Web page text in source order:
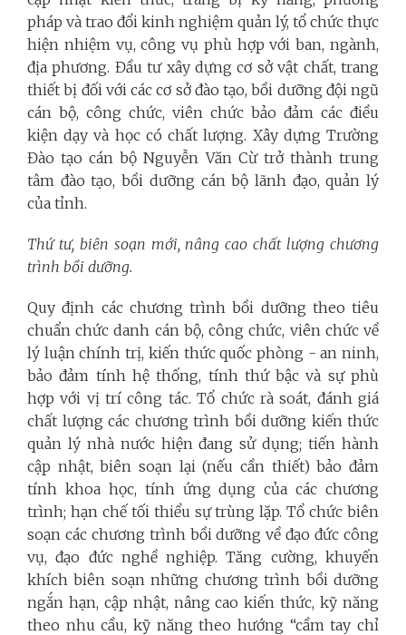
pháp và trao đổi kinh nghiệm quản lý, tổ chức thực
hiện nhiệm vụ, công vụ phù hợp với ban, ngành,
địa phương. Đầu tư xây dựng cơ sở vật chất, trang
thiết bị đối với các cơ sở đào tạo, bồi dưỡng đội ngũ
cán bộ, công chức, viên chức bảo đảm các điều
kiện dạy và học có chất lượng. Xây dựng Trường
Đào tạo cán bộ Nguyễn Văn Cừ trở thành trung
tâm đào tạo, bồi dưỡng cán bộ lãnh đạo, quản lý
của tỉnh.
Thứ tư, biên soạn mới, nâng cao chất lượng chương
trình bồi dưỡng.
Quy định các chương trình bồi dưỡng theo tiêu
chuẩn chức danh cán bộ, công chức, viên chức về
lý luận chính trị, kiến thức quốc phòng - an ninh,
bảo đảm tính hệ thống, tính thứ bậc và sự phù
hợp với vị trí công tác. Tổ chức rà soát, đánh giá
chất lượng các chương trình bồi dưỡng kiến thức
quản lý nhà nước hiện đang sử dụng; tiến hành
cập nhật, biên soạn lại (nếu cần thiết) bảo đảm
tính khoa học, tính ứng dụng của các chương
trình; hạn chế tối thiểu sự trùng lặp. Tổ chức biên
soạn các chương trình bồi dưỡng về đạo đức công
vụ, đạo đức nghề nghiệp. Tăng cường, khuyến
khích biên soạn những chương trình bồi dưỡng
ngắn hạn, cập nhật, nâng cao kiến thức, kỹ năng
theo nhu cầu, kỹ năng theo hướng “cầm tay chỉ